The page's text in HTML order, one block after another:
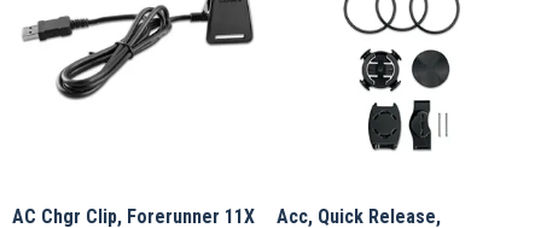
AC Chgr Clip, Forerunner 11X
Acc, Quick Release,